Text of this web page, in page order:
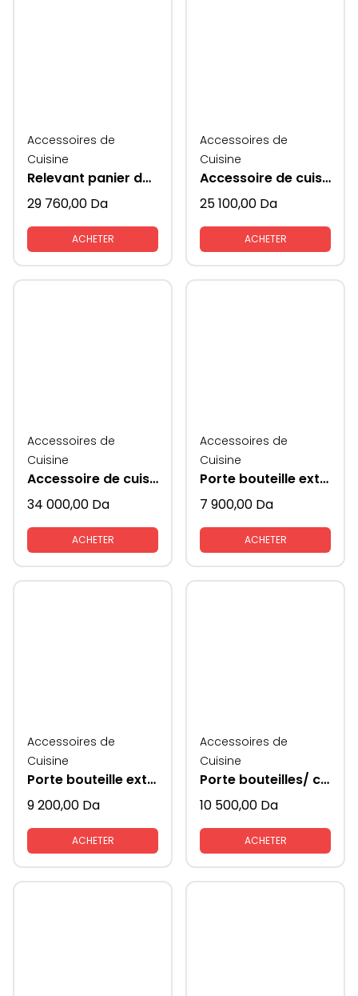
Accessoires de
Cuisine
Relevant panier de rangement vaisselles
29 760,00 Da
ACHETER
Accessoires de
Cuisine
Accessoire de cuisine haricot rangement
25 100,00 Da
ACHETER
Accessoires de
Cuisine
Accessoire de cuisine coin magique pour rangement extractible
34 000,00 Da
ACHETER
Accessoires de
Cuisine
Porte bouteille extractible
7 900,00 Da
ACHETER
Accessoires de
Cuisine
Porte bouteille extractible modèle 200mm
9 200,00 Da
ACHETER
Accessoires de
Cuisine
Porte bouteilles/ conserves extractible
10 500,00 Da
ACHETER